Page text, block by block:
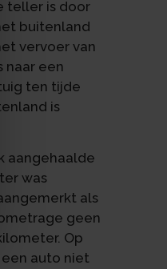
teller is door
buitenland
vervoer van
naar een
ten tijde
is
aangehaalde
was
als
geen
Op
auto niet